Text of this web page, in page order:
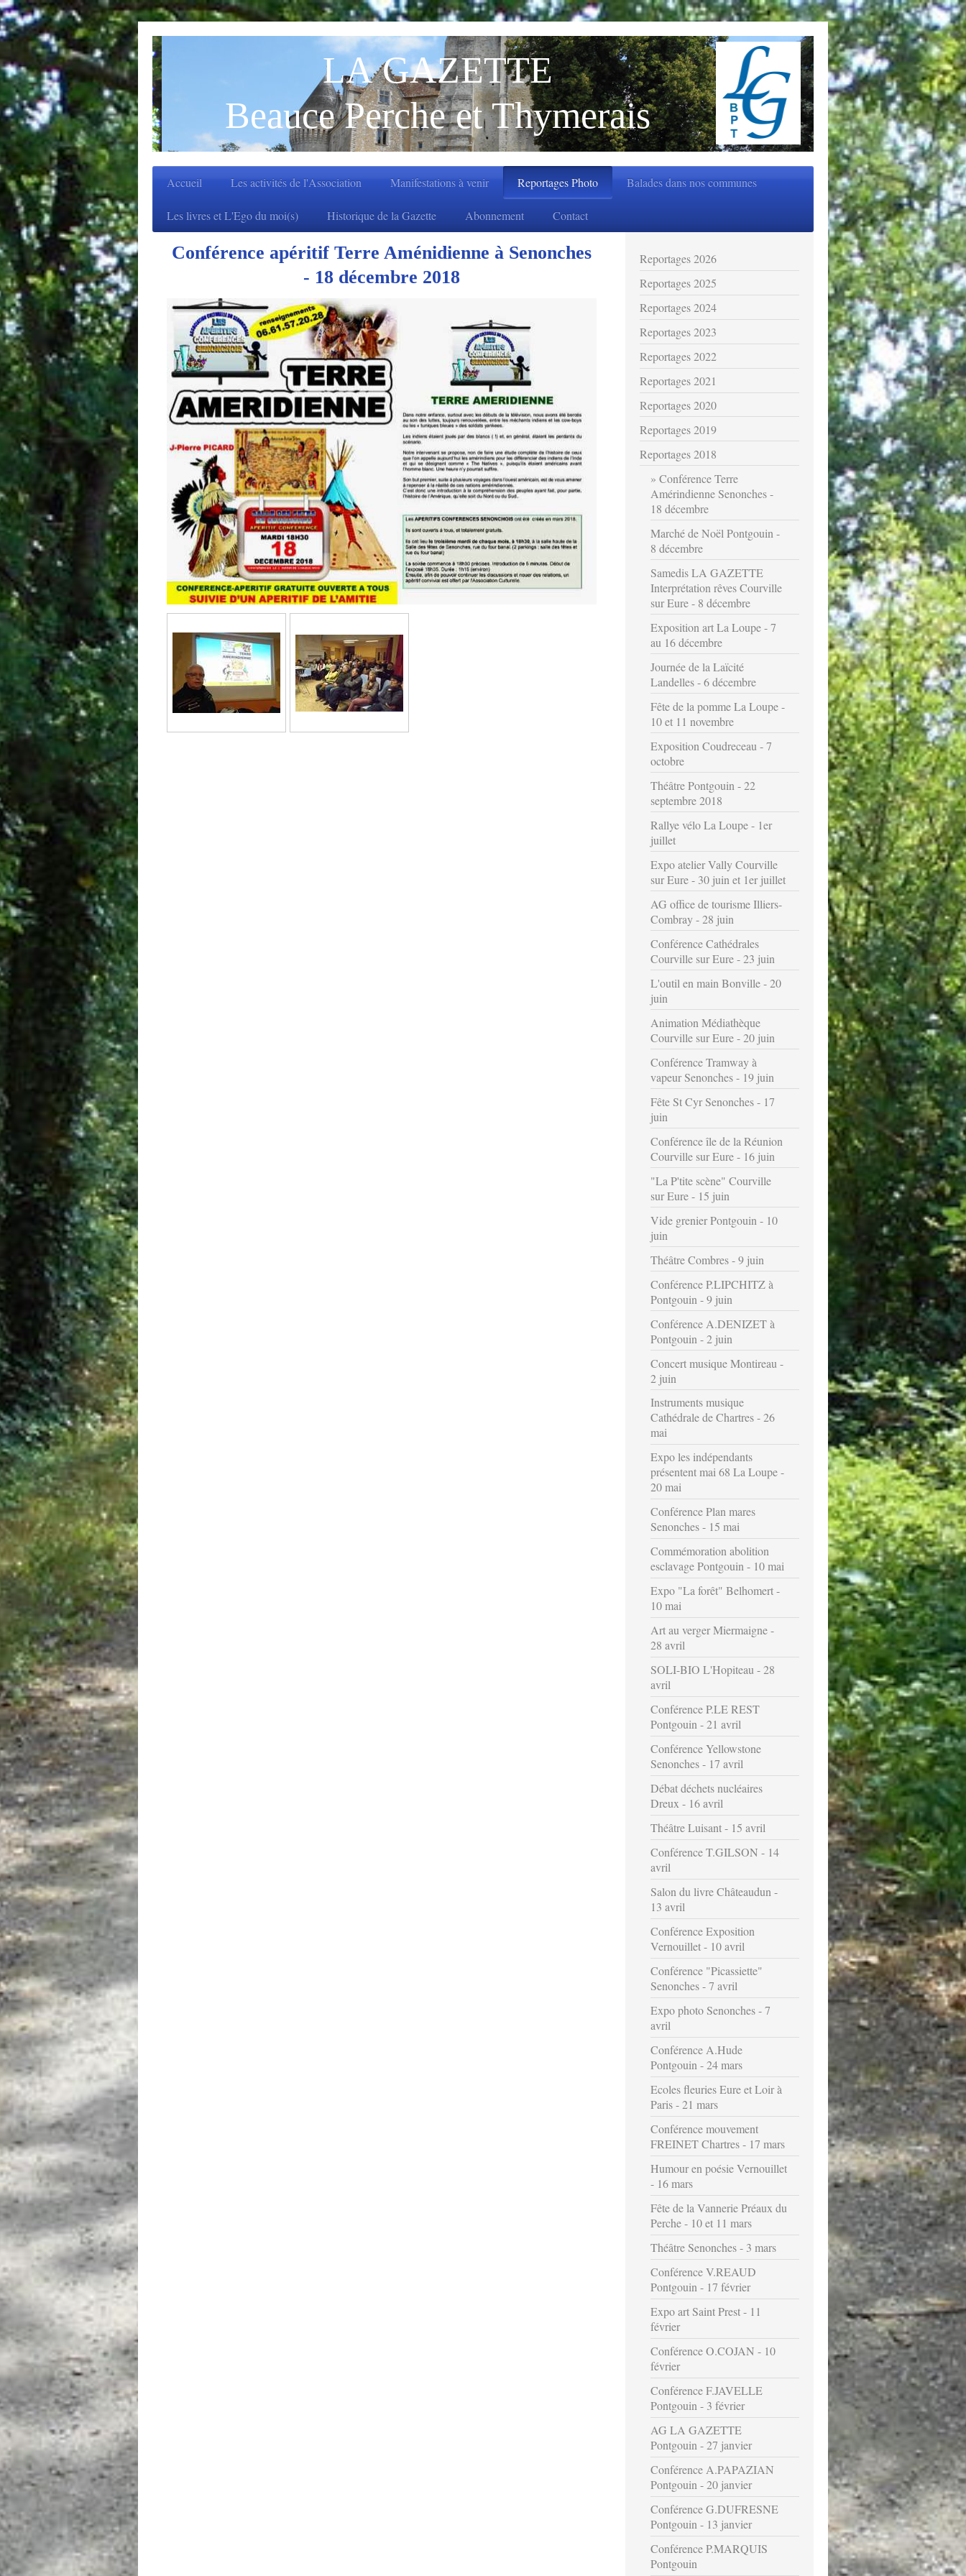
LA GAZETTE
Beauce Perche et Thymerais
Accueil Les activités de l'Association Manifestations à venir Reportages Photo Balades dans nos communes
Les livres et L'Ego du moi(s) Historique de la Gazette Abonnement Contact
Conférence apéritif Terre Aménidienne à Senonches
- 18 décembre 2018
Reportages 2026
Reportages 2025
Reportages 2024
Reportages 2023
Reportages 2022
Reportages 2021
Reportages 2020
Reportages 2019
Reportages 2018
Conférence Terre
Amérindienne Senonches -
18 décembre
Marché de Noël Pontgouin -
8 décembre
Samedis LA GAZETTE
Interprétation rêves Courville
sur Eure - 8 décembre
Exposition art La Loupe - 7
au 16 décembre
Journée de la Laïcité
Landelles - 6 décembre
Fête de la pomme La Loupe -
10 et 11 novembre
Exposition Coudreceau - 7
octobre
Théâtre Pontgouin - 22
septembre 2018
Rallye vélo La Loupe - 1er
juillet
Expo atelier Vally Courville
sur Eure - 30 juin et 1er juillet
AG office de tourisme Illiers-
Combray - 28 juin
Conférence Cathédrales
Courville sur Eure - 23 juin
L'outil en main Bonville - 20
juin
Animation Médiathèque
Courville sur Eure - 20 juin
Conférence Tramway à
vapeur Senonches - 19 juin
Fête St Cyr Senonches - 17
juin
Conférence île de la Réunion
Courville sur Eure - 16 juin
"La P'tite scène" Courville
sur Eure - 15 juin
Vide grenier Pontgouin - 10
juin
Théâtre Combres - 9 juin
Conférence P.LIPCHITZ à
Pontgouin - 9 juin
Conférence A.DENIZET à
Pontgouin - 2 juin
Concert musique Montireau -
2 juin
Instruments musique
Cathédrale de Chartres - 26
mai
Expo les indépendants
présentent mai 68 La Loupe -
20 mai
Conférence Plan mares
Senonches - 15 mai
Commémoration abolition
esclavage Pontgouin - 10 mai
Expo "La forêt" Belhomert -
10 mai
Art au verger Miermaigne -
28 avril
SOLI-BIO L'Hopiteau - 28
avril
Conférence P.LE REST
Pontgouin - 21 avril
Conférence Yellowstone
Senonches - 17 avril
Débat déchets nucléaires
Dreux - 16 avril
Théâtre Luisant - 15 avril
Conférence T.GILSON - 14
avril
Salon du livre Châteaudun -
13 avril
Conférence Exposition
Vernouillet - 10 avril
Conférence "Picassiette"
Senonches - 7 avril
Expo photo Senonches - 7
avril
Conférence A.Hude
Pontgouin - 24 mars
Ecoles fleuries Eure et Loir à
Paris - 21 mars
Conférence mouvement
FREINET Chartres - 17 mars
Humour en poésie Vernouillet
- 16 mars
Fête de la Vannerie Préaux du
Perche - 10 et 11 mars
Théâtre Senonches - 3 mars
Conférence V.REAUD
Pontgouin - 17 février
Expo art Saint Prest - 11
février
Conférence O.COJAN - 10
février
Conférence F.JAVELLE
Pontgouin - 3 février
AG LA GAZETTE
Pontgouin - 27 janvier
Conférence A.PAPAZIAN
Pontgouin - 20 janvier
Conférence G.DUFRESNE
Pontgouin - 13 janvier
Conférence P.MARQUIS
Pontgouin